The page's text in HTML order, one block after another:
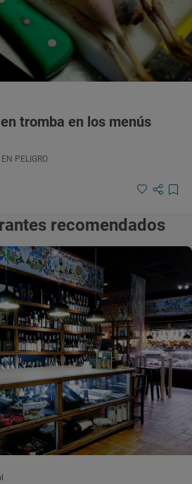
tromba en los menús
PELIGRO
recomendados